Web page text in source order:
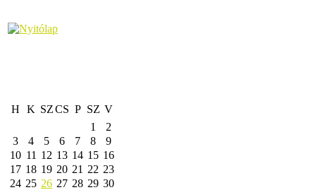
H K SZCS P SZ V
1
2
3
4 5 6 7 8
9
10 11 12 13 14 15 16
17 18 19 20 21 22 23
24 25 26 27 28 29 30